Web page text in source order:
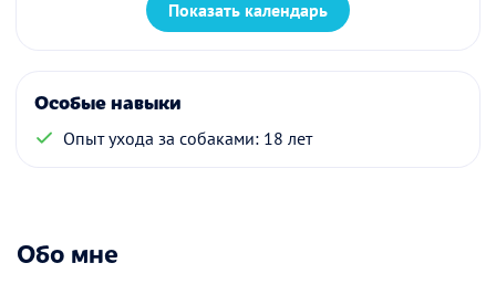
Показать календарь
Особые навыки
Опыт ухода за собаками: 18 лет
Обо мне